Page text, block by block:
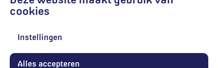
Algemene voorwaarden
Digital: Sterke Zaak
cookies
Instellingen
Alles accepteren